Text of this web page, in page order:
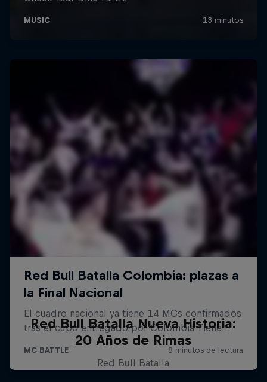
Red Bull Batalla Nueva Historia:
20 Años de Rimas
Red Bull Batalla